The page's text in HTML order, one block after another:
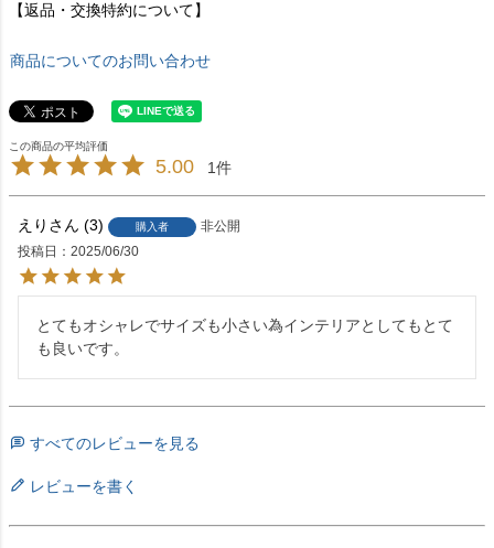
【返品・交換特約について】
商品についてのお問い合わせ
5.00 1
えり 3 購入者
非公開
投稿日
2025/06/30
とてもオシャレでサイズも小さい為インテリアとしてもとて
も良いです。
すべてのレビューを見る
レビューを書く